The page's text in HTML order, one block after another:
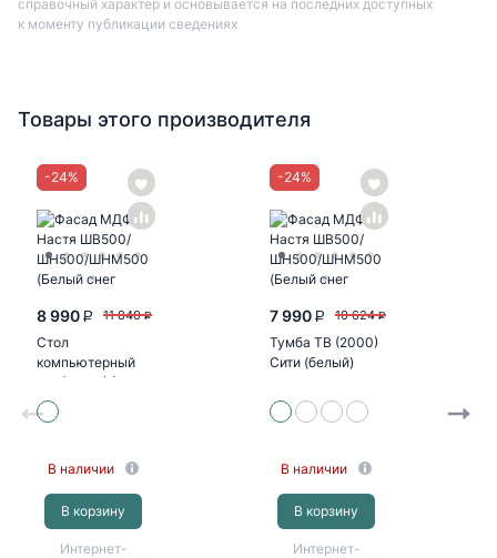
справочный характер и основывается на последних доступных
к моменту публикации сведениях
Товары этого производителя
-24%
8 990 P 11 840 P
Стол
компьютерный
№1 (УПКФ) (Дуб
беленый, венге
ФВ)
В наличии
В корзину
Интернет-
-24%
7 990 P 10 624 P
Тумба ТВ (2000)
Сити (белый)
В наличии
В корзину
Интернет-